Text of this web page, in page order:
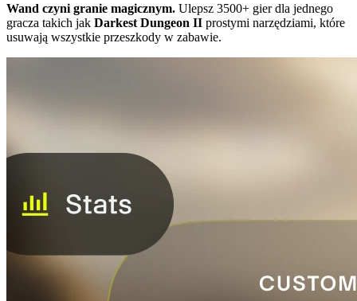
Wand czyni granie magicznym. Ulepsz 3500+ gier dla jednego
gracza takich jak Darkest Dungeon II prostymi narzędziami, które
usuwają wszystkie przeszkody w zabawie.